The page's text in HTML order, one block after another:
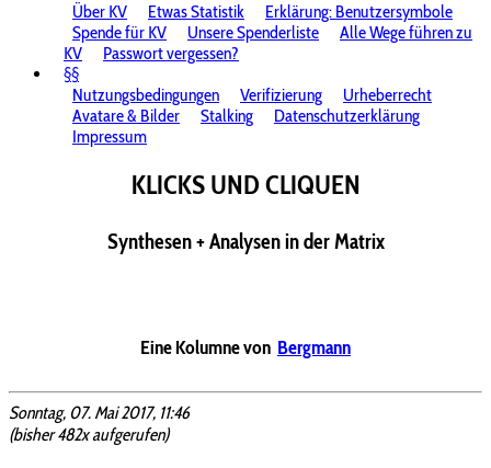
Über KV
Etwas Statistik
Erklärung: Benutzersymbole
Spende für KV
Unsere Spenderliste
Alle Wege führen zu
KV
Passwort vergessen?
§§
Nutzungsbedingungen
Verifizierung
Urheberrecht
Avatare & Bilder
Stalking
Datenschutzerklärung
Impressum
KLICKS UND CLIQUEN
Synthesen + Analysen in der Matrix
Eine Kolumne von Bergmann
Sonntag, 07. Mai 2017, 11:46
(bisher 482x aufgerufen)